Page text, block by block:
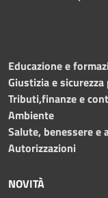
Educazione e
Giustizia e
Tributi,finanze e
Ambiente
Salute, benessere e
Autorizzazioni
NOVITÀ